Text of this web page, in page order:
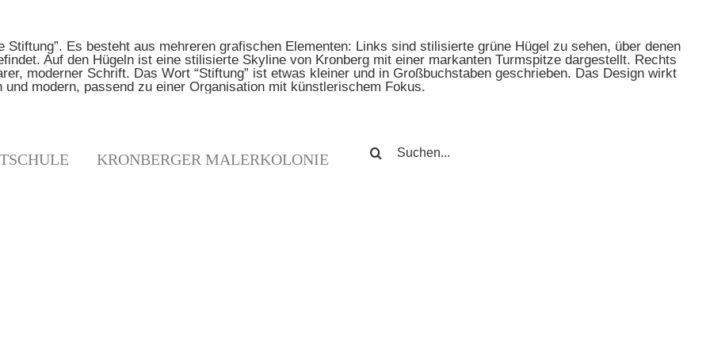
KRONBERGER MALERKOLONIE
SUCHE